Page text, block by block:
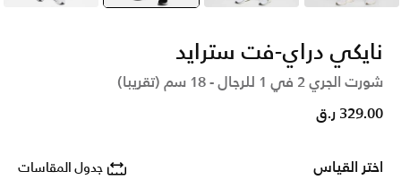
نايكي دراي-فت سترايد
شورت الجري 2 في 1 للرجال - 18 سم (تقريبا)
329.00 ر.ق
اختر القياس جدول المقاسات